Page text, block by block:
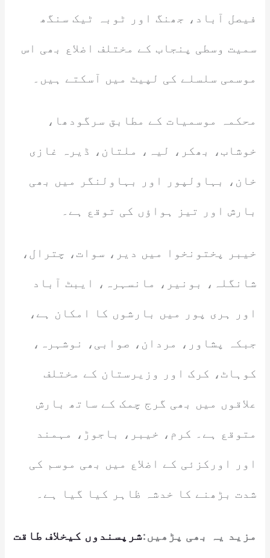
فیصل آباد، جھنگ اور ٹوبہ ٹیک سنگھ
سمیت وسطی پنجاب کے مختلف اضلاع بھی اس
موسمی سلسلے کی لپیٹ میں آسکتے ہیں۔
محکمہ موسمیات کے مطابق سرگودھا،
خوشاب، بھکر، لیہ، ملتان، ڈیرہ غازی
خان، بہاولپور اور بہاولنگر میں بھی
بارش اور تیز ہواؤں کی توقع ہے۔
خیبر پختونخوا میں دیر، سوات، چترال،
شانگلہ، بونیر، مانسہرہ، ایبٹ آباد
اور ہری پور میں بارشوں کا امکان ہے،
جبکہ پشاور، مردان، صوابی، نوشہرہ،
کوہاٹ، کرک اور وزیرستان کے مختلف
علاقوں میں بھی گرج چمک کے ساتھ بارش
متوقع ہے۔ کرم، خیبر، باجوڑ، مہمند
اور اورکزئی کے اضلاع میں بھی موسم کی
شدت بڑھنے کا خدشہ ظاہر کیا گیا ہے۔
مزید یہ بھی پڑھیں:شرپسندوں کیخلاف طاقت